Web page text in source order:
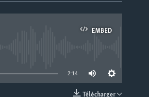
EMBED
2:14
Télécharger